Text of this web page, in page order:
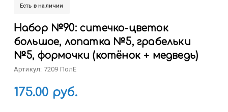
Есть в наличии
Набор №90: ситечко-цветок
большое, лопатка №5, грабельки
№5, формочки (котёнок + медведь)
Артикул: 7209 ПолЕ
175.00 руб.